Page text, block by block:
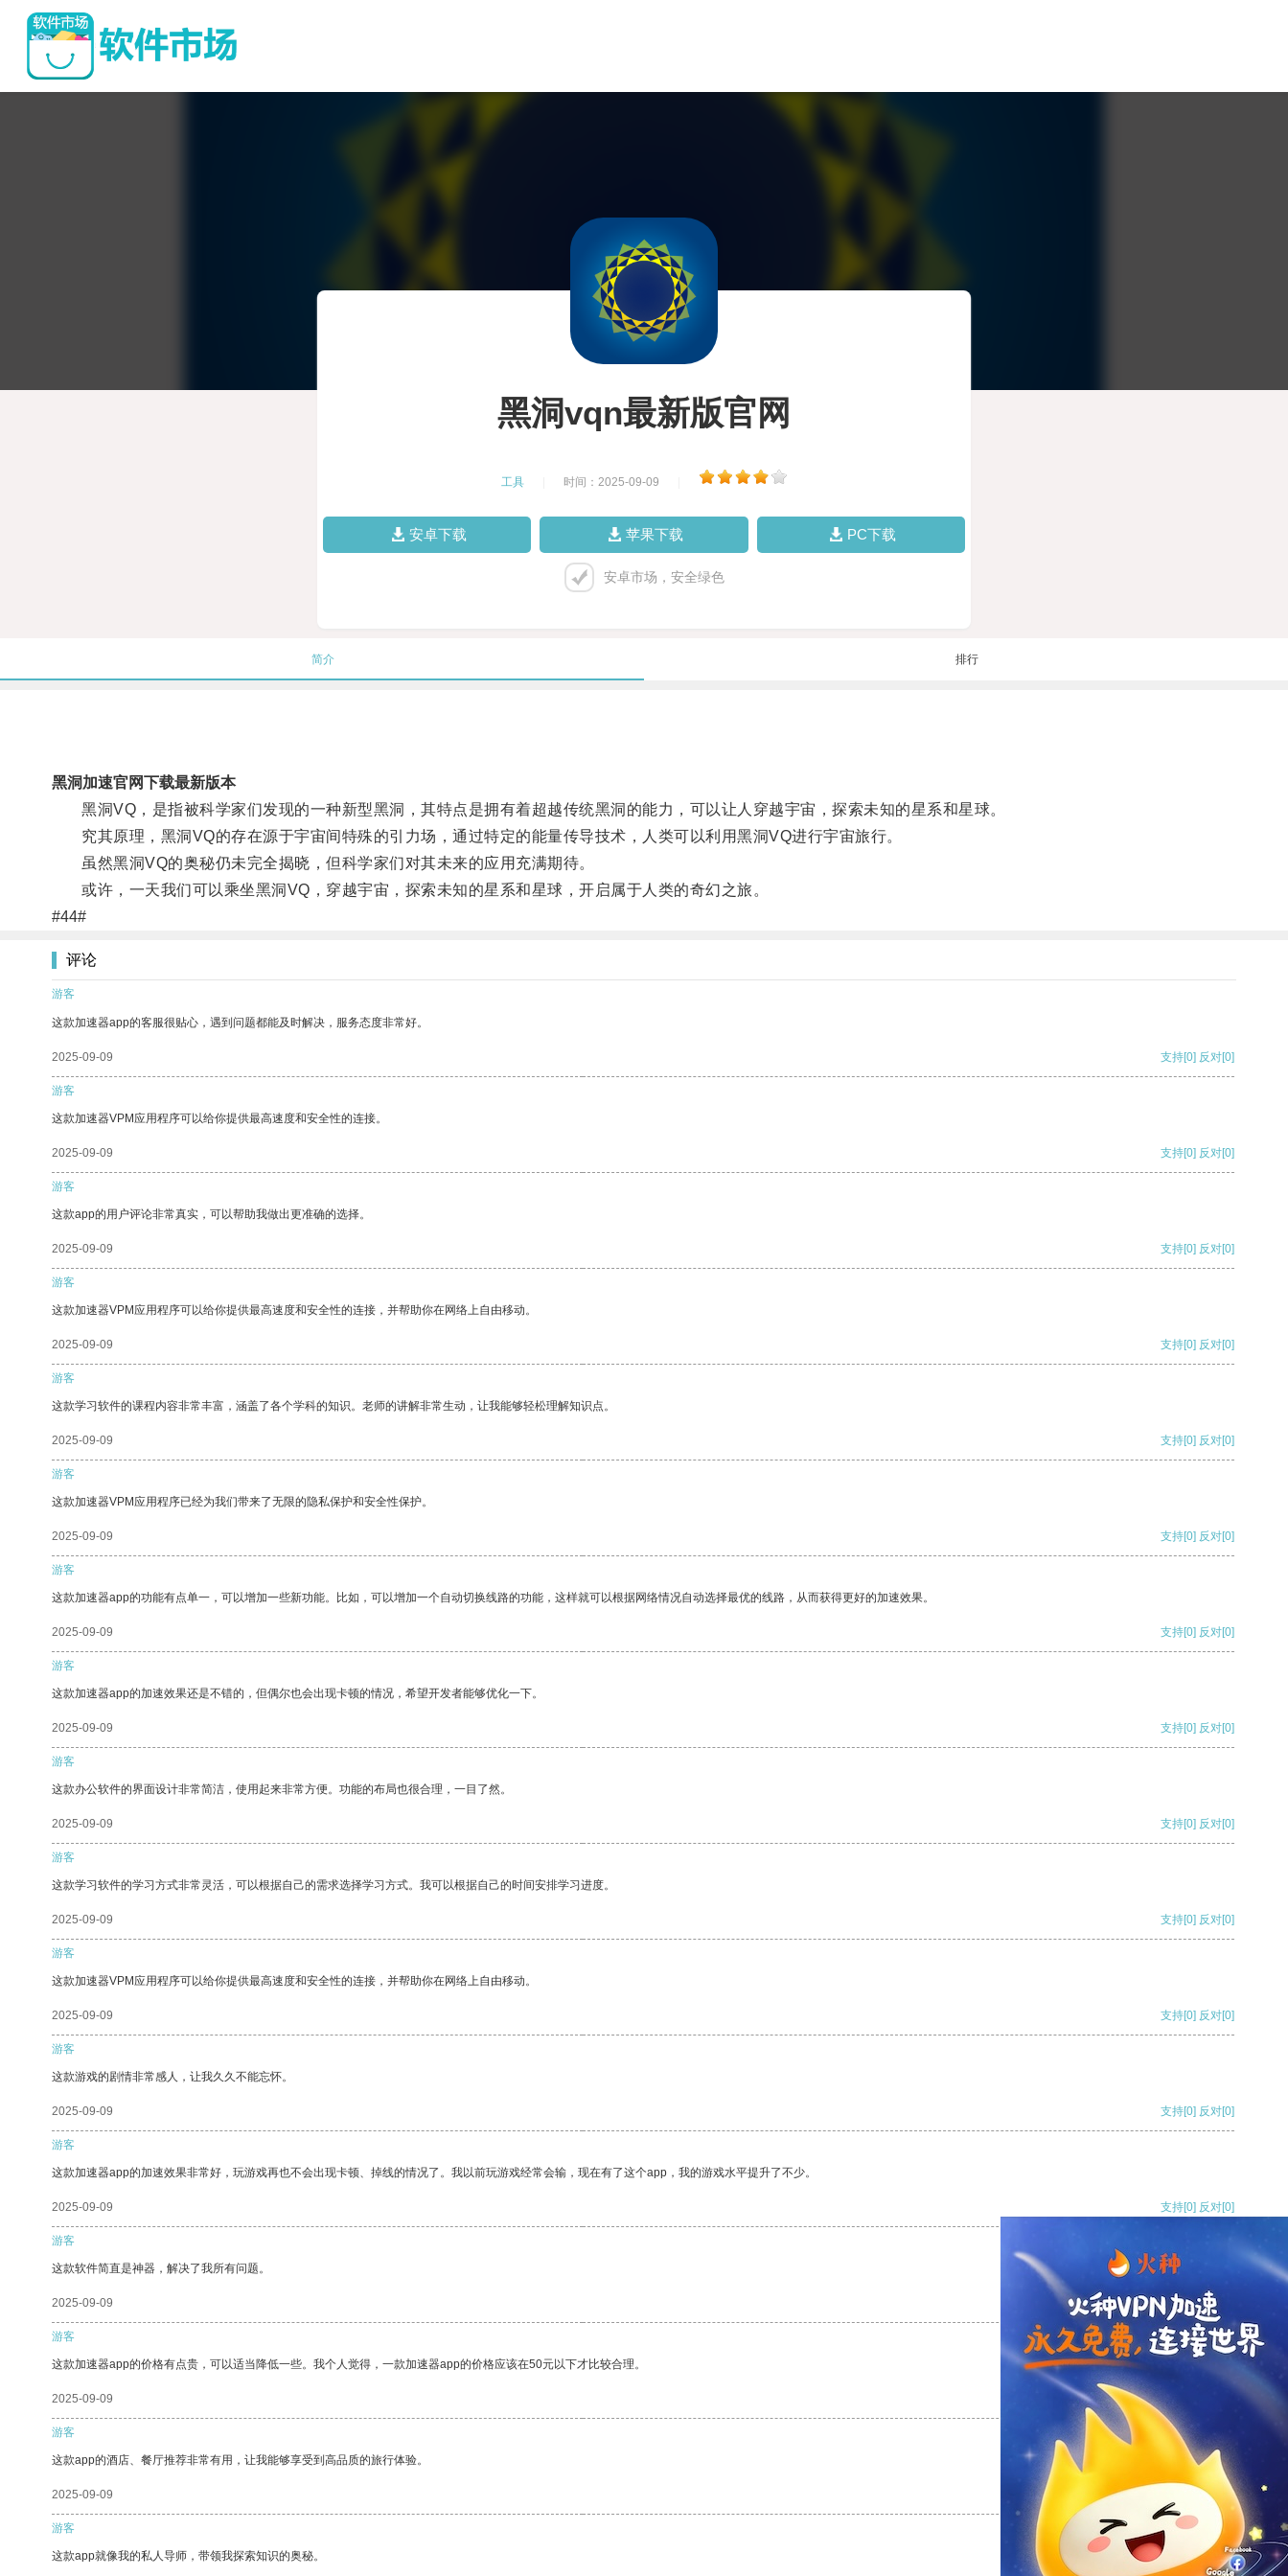
黑洞vqn最新版官网
工具 时间：2025-09-09
安卓下载 苹果下载 PC下载
安卓市场，安全绿色
简介 排行
黑洞加速官网下载最新版本
黑洞VQ，是指被科学家们发现的一种新型黑洞，其特点是拥有着超越传统黑洞的能力，可以让人穿越宇宙，探索未知的星系和星球。
究其原理，黑洞VQ的存在源于宇宙间特殊的引力场，通过特定的能量传导技术，人类可以利用黑洞VQ进行宇宙旅行。
虽然黑洞VQ的奥秘仍未完全揭晓，但科学家们对其未来的应用充满期待。
或许，一天我们可以乘坐黑洞VQ，穿越宇宙，探索未知的星系和星球，开启属于人类的奇幻之旅。
#44#
评论
游客
这款加速器app的客服很贴心，遇到问题都能及时解决，服务态度非常好。
2025-09-09 支持[0] 反对[0]
游客
这款加速器VPM应用程序可以给你提供最高速度和安全性的连接。
2025-09-09 支持[0] 反对[0]
游客
这款app的用户评论非常真实，可以帮助我做出更准确的选择。
2025-09-09 支持[0] 反对[0]
游客
这款加速器VPM应用程序可以给你提供最高速度和安全性的连接，并帮助你在网络上自由移动。
2025-09-09 支持[0] 反对[0]
游客
这款学习软件的课程内容非常丰富，涵盖了各个学科的知识。老师的讲解非常生动，让我能够轻松理解知识点。
2025-09-09 支持[0] 反对[0]
游客
这款加速器VPM应用程序已经为我们带来了无限的隐私保护和安全性保护。
2025-09-09 支持[0] 反对[0]
游客
这款加速器app的功能有点单一，可以增加一些新功能。比如，可以增加一个自动切换线路的功能，这样就可以根据网络情况自动选择最优的线路，从而获得更好的加速效果。
2025-09-09 支持[0] 反对[0]
游客
这款加速器app的加速效果还是不错的，但偶尔也会出现卡顿的情况，希望开发者能够优化一下。
2025-09-09 支持[0] 反对[0]
游客
这款办公软件的界面设计非常简洁，使用起来非常方便。功能的布局也很合理，一目了然。
2025-09-09 支持[0] 反对[0]
游客
这款学习软件的学习方式非常灵活，可以根据自己的需求选择学习方式。我可以根据自己的时间安排学习进度。
2025-09-09 支持[0] 反对[0]
游客
这款加速器VPM应用程序可以给你提供最高速度和安全性的连接，并帮助你在网络上自由移动。
2025-09-09 支持[0] 反对[0]
游客
这款游戏的剧情非常感人，让我久久不能忘怀。
2025-09-09 支持[0] 反对[0]
游客
这款加速器app的加速效果非常好，玩游戏再也不会出现卡顿、掉线的情况了。我以前玩游戏经常会输，现在有了这个app，我的游戏水平提升了不少。
2025-09-09 支持[0] 反对[0]
游客
这款软件简直是神器，解决了我所有问题。
2025-09-09 支持[0] 反对
游客
这款加速器app的价格有点贵，可以适当降低一些。我个人觉得，一款加速器app的价格应该在50元以下才比较合理。
2025-09-09 支持
游客
这款app的酒店、餐厅推荐非常有用，让我能够享受到高品质的旅行体验。
2025-09-09 反对 [0]
游客
这款app就像我的私人导师，带领我探索知识的奥秘。